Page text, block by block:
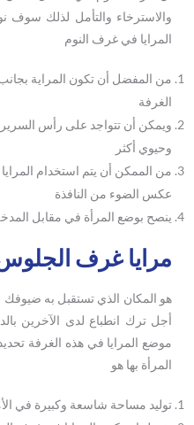
والاسترخاء والتأمل لذلك
المرايا في غرف النوم
من المفضل أن تكون المراية
الغرفة
ويمكن أن تتواجد على رأس
وحيوي أكثر
من الممكن أن يتم استخدام
عكس الضوء من النافذة
ينصح بوضع المرأة في مقابل
مرايا غرف
هو المكان الذي تستقبل به
أجل ترك انطباع لدى الآخرين
موضع المرايا في هذه الغرفة
المرأة بها هو
توليد مساحة شاسعة وكبيرة في